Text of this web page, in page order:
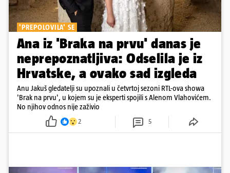
'PREPOLOVILA' SE
Ana iz 'Braka na prvu' danas je
neprepoznatljiva: Odselila je iz
Hrvatske, a ovako sad izgleda
Anu Jakuš gledatelji su upoznali u četvrtoj sezoni RTL-ova showa
'Brak na prvu', u kojem su je eksperti spojili s Alenom Vlahovićem.
No njihov odnos nije zaživio
2 5